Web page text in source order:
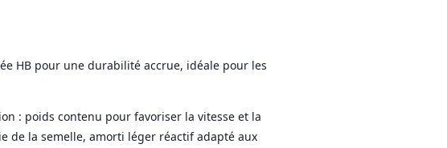
HB pour une durabilité accrue, idéale pour les
: poids contenu pour favoriser la vitesse et la
de la semelle, amorti léger réactif adapté aux